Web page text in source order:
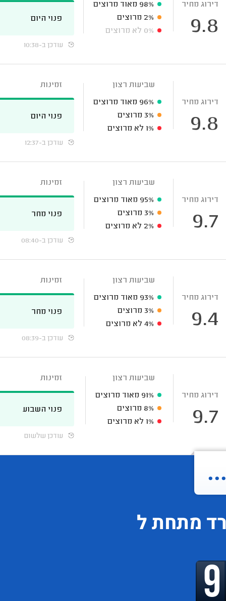
דירוג מחיר
9.8
98% מאוד מרוצים
2% מרוצים
0% לא מרוצים
פנוי היום
עודכן ב-10:38
דירוג מחיר
9.8
שביעות רצון
96% מאוד מרוצים
3% מרוצים
1% לא מרוצים
זמינות
פנוי היום
עודכן ב-12:37
דירוג מחיר
9.7
שביעות רצון
95% מאוד מרוצים
3% מרוצים
2% לא מרוצים
זמינות
פנוי מחר
עודכן ב-08:40
דירוג מחיר
9.4
שביעות רצון
93% מאוד מרוצים
3% מרוצים
4% לא מרוצים
זמינות
פנוי מחר
עודכן ב-08:39
דירוג מחיר
9.7
שביעות רצון
91% מאוד מרוצים
8% מרוצים
1% לא מרוצים
זמינות
פנוי השבוע
עודכן שלשום
מתחת ל